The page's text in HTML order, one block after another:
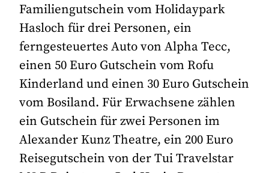
Familiengutschein vom Holidaypark
Hasloch für drei Personen, ein
ferngesteuertes Auto von Alpha Tecc,
einen 50 Euro Gutschein vom Rofu
Kinderland und einen 30 Euro Gutschein
vom Bosiland. Für Erwachsene zählen
ein Gutschein für zwei Personen im
Alexander Kunz Theatre, ein 200 Euro
Reisegutschein von der Tui Travelstar